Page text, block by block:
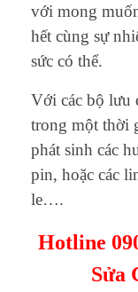
với mong
hết cùng sự
sức có thể.
Với các bộ lưu
trong một thời
phát sinh các
pin, hoặc các
le….
Hotline
Sửa